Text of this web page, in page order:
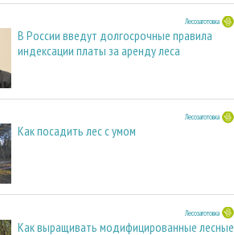
Лесозаготовка
В России введут долгосрочные правила
индексации платы за аренду леса
Лесозаготовка
Как посадить лес с умом
Лесозаготовка
Как выращивать модифицированные лесные